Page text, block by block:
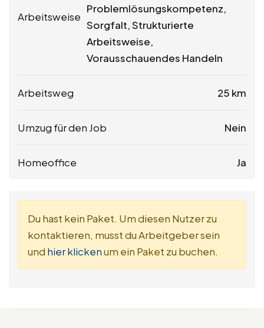
Arbeitsweise
Problemlösungskompetenz,
Sorgfalt, Strukturierte
Arbeitsweise,
Vorausschauendes Handeln
Arbeitsweg 25 km
Umzug für den Job Nein
Homeoffice Ja
Du hast kein Paket. Um diesen Nutzer zu
kontaktieren, musst du Arbeitgeber sein
und hier klickenum ein Paket zu buchen.